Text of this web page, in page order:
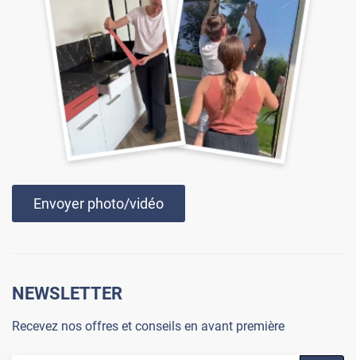
Envoyer photo/vidéo
NEWSLETTER
Recevez nos offres et conseils en avant première